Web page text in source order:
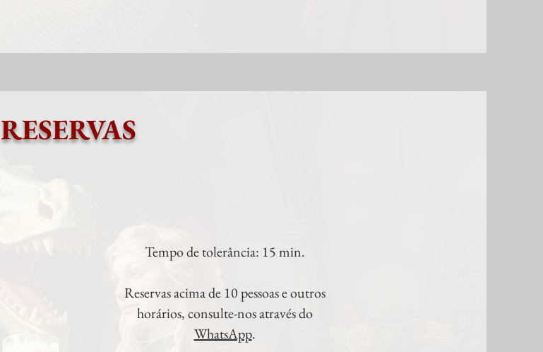
RESERVAS
Tempo de tolerância: 15 min.
Reservas acima de 10 pessoas e outros
horários, consulte-nos através do
WhatsApp.​